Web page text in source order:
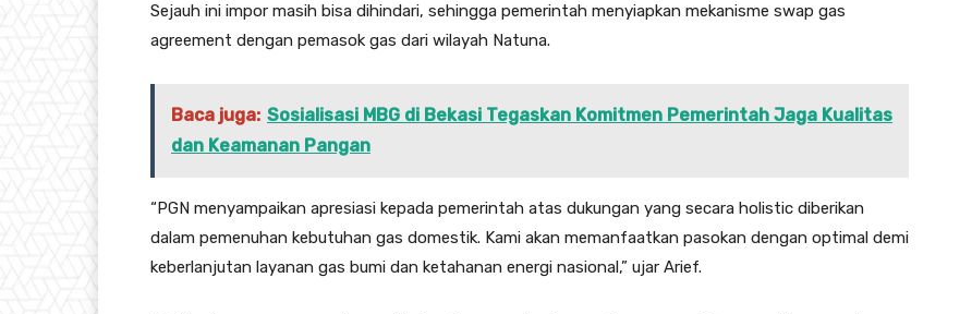
Sejauh ini impor masih bisa dihindari, sehingga pemerintah menyiapkan mekanisme swap gas
agreement dengan pemasok gas dari wilayah Natuna.
Baca juga: Sosialisasi MBG di Bekasi Tegaskan Komitmen Pemerintah Jaga Kualitas
dan Keamanan Pangan
“PGN menyampaikan apresiasi kepada pemerintah atas dukungan yang secara holistic diberikan
dalam pemenuhan kebutuhan gas domestik. Kami akan memanfaatkan pasokan dengan optimal demi
keberlanjutan layanan gas bumi dan ketahanan energi nasional,” ujar Arief.